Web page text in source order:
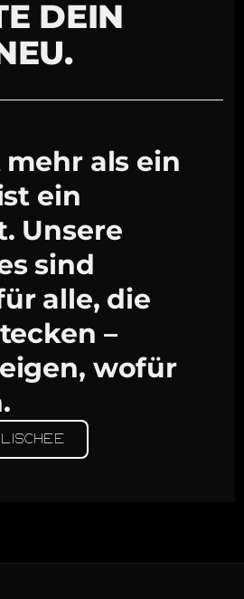
DEIN
als ein
ein
Unsere
sind
alle, die
–
wofür